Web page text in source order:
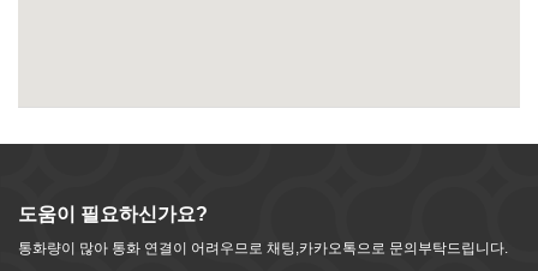
도움이 필요하신가요?
통화량이 많아 통화 연결이 어려우므로 채팅,카카오톡으로 문의부탁드립니다.